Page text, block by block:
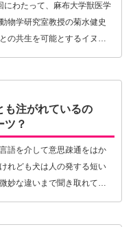
にわたって、麻布大学獣医学
物学研究室教授の菊水健史
の共生を可能とするイヌの
てきました。今回は、日本
も注がれているの
ツ？
語を介して意思疎通をはか
れども犬は人の発する短い
妙な違いまで聞き取れてい
かりです。しかし単語だけ